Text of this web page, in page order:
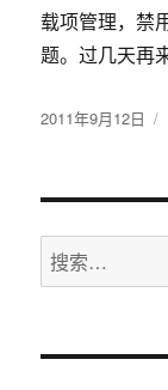
载项管理，禁
题。过几天再
发
2011年9月12日
搜
索：